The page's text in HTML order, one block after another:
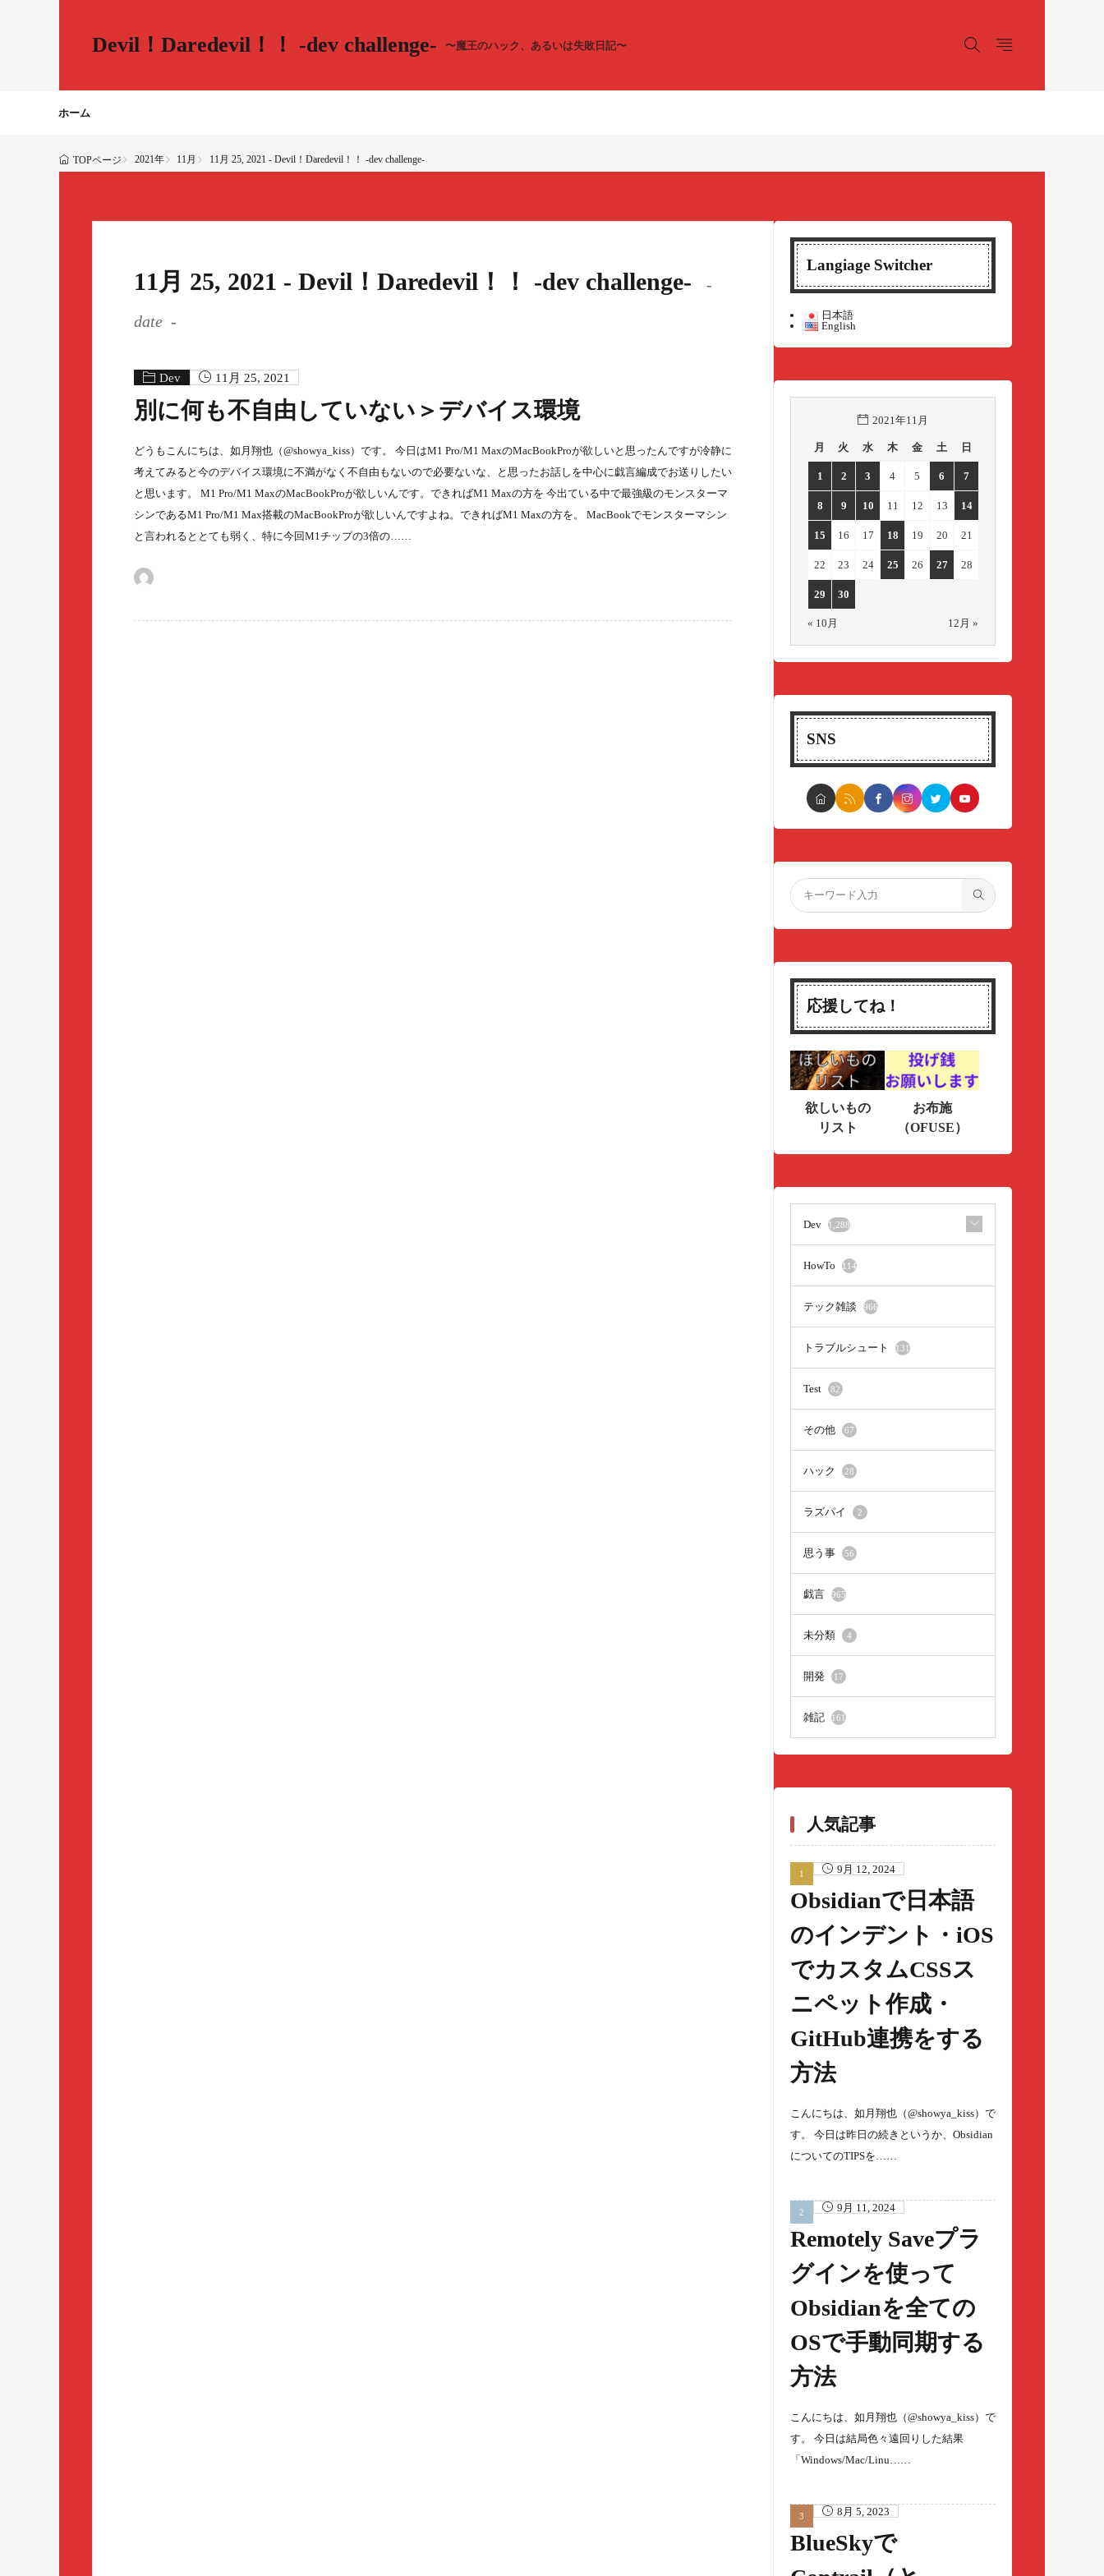
Devil！Daredevil！！ -dev challenge- 〜魔王のハック、あるいは失敗日記〜
ホーム
TOPページ 2021年 11月 11月 25, 2021 - Devil！Daredevil！！ -dev challenge-
11月 25, 2021 - Devil！Daredevil！！ -dev challenge-
date
Dev 11月 25, 2021
別に何も不自由していない＞デバイス環境
どうもこんにちは、如月翔也（@showya_kiss）です。 今日はM1 Pro/M1 MaxのMacBookProが欲しいと思ったんですが冷静に
考えてみると今のデバイス環境に不満がなく不自由もないので必要ないな、と思ったお話しを中心に戯言編成でお送りしたい
と思います。 M1 Pro/M1 MaxのMacBookProが欲しいんです。できればM1 Maxの方を 今出ている中で最強級のモンスターマ
シンであるM1 Pro/M1 Max搭載のMacBookProが欲しいんですよね。できればM1 Maxの方を。 MacBookでモンスターマシン
と言われるととても弱く、特に今回M1チップの3倍の……
Langiage Switcher
日本語
English
2021年11月
月 火 水 木 金 土 日
1 2 3 4 5 6 7
8 9 10 11 12 13 14
15 16 17 18 19 20 21
22 23 24 25 26 27 28
29 30
« 10月 12月 »
SNS
応援してね！
欲しいもの
リスト
お布施
（OFUSE）
Dev 1,288
HowTo 114
テック雑談 966
トラブルシュート 131
Test 82
その他 67
ハック 28
ラズパイ 2
思う事 56
戯言 965
未分類 4
開発 17
雑記 161
人気記事
9月 12, 2024
Obsidianで日本語
のインデント・iOS
でカスタムCSSス
ニペット作成・
GitHub連携をする
方法
こんにちは、如月翔也（@showya_kiss）で
す。 今日は昨日の続きというか、Obsidian
についてのTIPSを……
9月 11, 2024
Remotely Saveプラ
グインを使って
Obsidianを全ての
OSで手動同期する
方法
こんにちは、如月翔也（@showya_kiss）で
す。 今日は結局色々遠回りした結果
「Windows/Mac/Linu……
8月 5, 2023
BlueSkyで